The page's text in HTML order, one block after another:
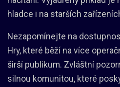
hladce i na starších
Nezapomínejte na
Hry, které běží na více
širší publikum. Zvláštní
silnou komunitou, které